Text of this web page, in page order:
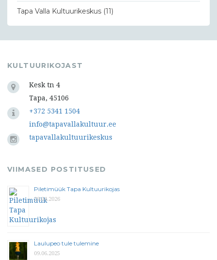
Tapa Valla Kultuurikeskus (11)
KULTUURIKOJAST
Kesk tn 4
Tapa, 45106
+372 5341 1504
info@tapavallakultuur.ee
tapavallakultuurikeskus
VIIMASED POSTITUSED
Piletimüük Tapa Kultuurikojas
29.04.2026
Laulupeo tule tulemine
09.06.2025